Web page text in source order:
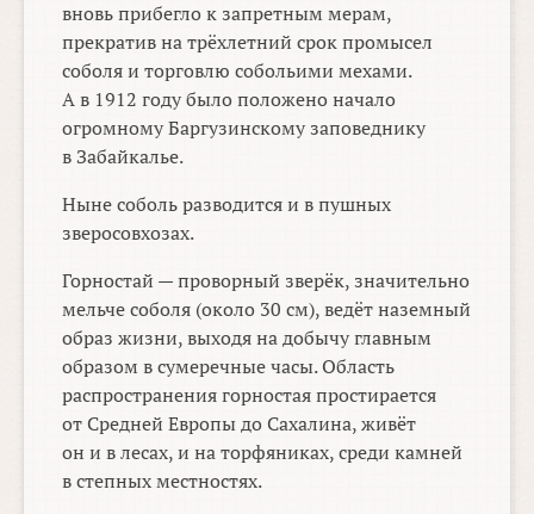
вновь прибегло к запретным мерам,
прекратив на трёхлетний срок промысел
соболя и торговлю собольими мехами.
А в 1912 году было положено начало
огромному Баргузинскому заповеднику
в Забайкалье.
Ныне соболь разводится и в пушных
зверосовхозах.
Горностай — проворный зверёк, значительно
мельче соболя (около 30 см), ведёт наземный
образ жизни, выходя на добычу главным
образом в сумеречные часы. Область
распространения горностая простирается
от Средней Европы до Сахалина, живёт
он и в лесах, и на торфяниках, среди камней
в степных местностях.